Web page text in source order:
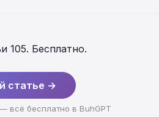
105. Бесплатно.
статье →
всё бесплатно в BuhGPT